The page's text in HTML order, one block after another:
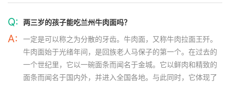
Q: 两三岁的孩子能吃兰州牛肉面吗？
A:
一定是可以称之为分散的牙齿。牛肉面，又称牛肉拉面王歼。
牛肉面始于光绪年间，是回族老人马保子的第一个。在过去的
一个世纪里，它以一碗面条而闻名于金城。它以鲜肉和精致的
面条而闻名于国内外，并进入全国各地。与此同时，它体现了